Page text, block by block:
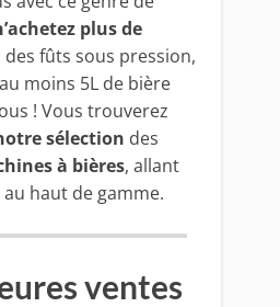
plus de
des fûts sous pression,
moins 5L de bière
! Vous trouverez
sélection des
à bières, allant
haut de gamme.
ventes